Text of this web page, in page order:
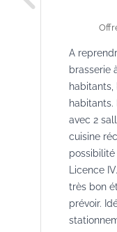
A
brasserie
habitants,
habitants.
avec 2
cuisine
Licence
très bon
prévoir.